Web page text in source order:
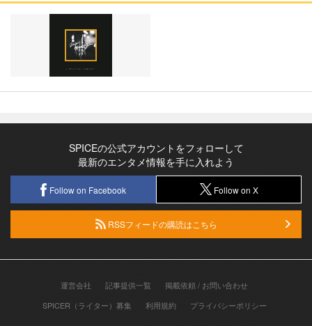
SPICEの公式アカウントをフォローして
最新のエンタメ情報を手に入れよう
Follow on Facebook Follow on X
RSSフィードの購読はこちら
運営会社 記事提供一覧
掲載依頼 / お問い合わせ
SPICER（ライター）募集
利用規約 プライバシーポリシー